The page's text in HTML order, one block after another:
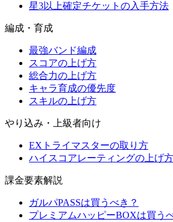
星3以上確定チケットの入手方法
編成・育成
最強バンド編成
スコアの上げ方
総合力の上げ方
キャラ育成の優先度
スキルの上げ方
やり込み・上級者向け
EXトライマスターの取り方
ハイスコアレーティングの上げ方
課金要素解説
ガルパPASSは買うべき？
プレミアムハッピーBOXは買う